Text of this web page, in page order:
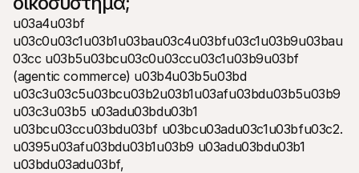
u03a4u03bf
u03c0u03c1u03b1u03bau03c4u03bfu03c1u03b9u03bau
03cc u03b5u03bcu03c0u03ccu03c1u03b9u03bf
(agentic commerce) u03b4u03b5u03bd
u03c3u03c5u03bcu03b2u03b1u03afu03bdu03b5u03b9
u03c3u03b5 u03adu03bdu03b1
u03bcu03ccu03bdu03bf u03bcu03adu03c1u03bfu03c2.
u0395u03afu03bdu03b1u03b9 u03adu03bdu03b1
u03bdu03adu03bf,